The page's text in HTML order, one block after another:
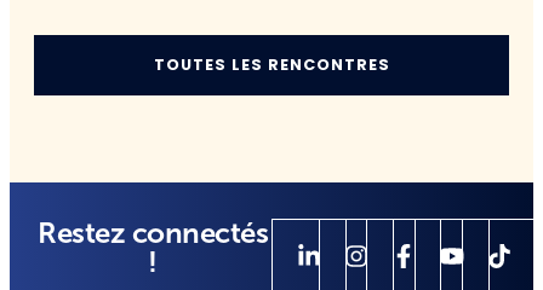
TOUTES LES RENCONTRES
Restez connectés
!